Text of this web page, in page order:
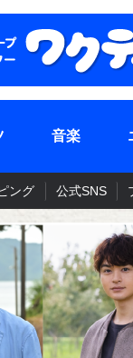
音楽
ング 公式SNS